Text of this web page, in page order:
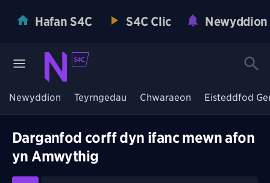
Hafan S4C S4C Clic Newyddion
Newyddion Teyrngedau Chwaraeon Eisteddfod
Darganfod corff dyn ifanc mewn afon
yn Amwythig